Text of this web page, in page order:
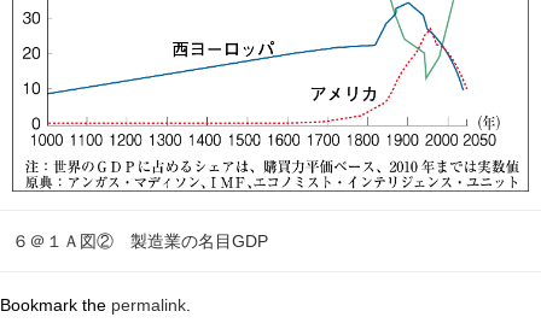
６＠１Ａ図② 製造業の名目GDP
Bookmark the permalink.